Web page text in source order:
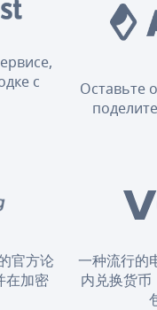
с
Оставьте
官方论
在加密
一种流行的
内兑换货币